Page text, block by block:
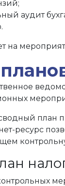
аудит
на
план
ресурс